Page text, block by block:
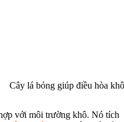
Cây lá bỏng giúp điều hòa
với môi trường khô. Nó tích